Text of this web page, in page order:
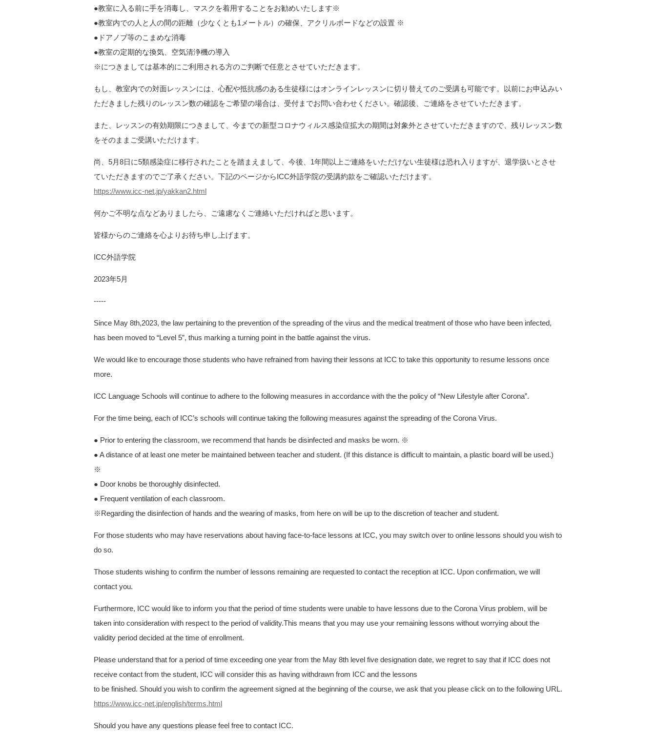
●教室に入る前に手を消毒し、マスクを着用することをお勧めいたします※
●教室内での人と人の間の距離（少なくとも1メートル）の確保、アクリルボードなどの設置 ※
●ドアノブ等のこまめな消毒
●教室の定期的な換気、空気清浄機の導入
※につきましては基本的にご利用される方のご判断で任意とさせていただきます。
もし、教室内での対面レッスンには、心配や抵抗感のある生徒様にはオンラインレッスンに切り替えてのご受講も可能です。以前にお申込みい
ただきました残りのレッスン数の確認をご希望の場合は、受付までお問い合わせください。確認後、ご連絡をさせていただきます。
また、レッスンの有効期限につきまして、今までの新型コロナウィルス感染症拡大の期間は対象外とさせていただきますので、残りレッスン数
をそのままご受講いただけます。
尚、5月8日に5類感染症に移行されたことを踏まえまして、今後、1年間以上ご連絡をいただけない生徒様は恐れ入りますが、退学扱いとさせ
ていただきますのでご了承ください。下記のページからICC外語学院の受講約款をご確認いただけます。
https://www.icc-net.jp/yakkan2.html
何かご不明な点などありましたら、ご遠慮なくご連絡いただければと思います。
皆様からのご連絡を心よりお待ち申し上げます。
ICC外語学院
2023年5月
-----
Since May 8th,2023, the law pertaining to the prevention of the spreading of the virus and the medical treatment of those who have been infected,
has been moved to “Level 5”, thus marking a turning point in the battle against the virus.
We would like to encourage those students who have refrained from having their lessons at ICC to take this opportunity to resume lessons once
more.
ICC Language Schools will continue to adhere to the following measures in accordance with the the policy of “New Lifestyle after Corona”.
For the time being, each of ICC’s schools will continue taking the following measures against the spreading of the Corona Virus.
● Prior to entering the classroom, we recommend that hands be disinfected and masks be worn. ※
● A distance of at least one meter be maintained between teacher and student. (If this distance is difficult to maintain, a plastic board will be used.)
※
● Door knobs be thoroughly disinfected.
● Frequent ventilation of each classroom.
※Regarding the disinfection of hands and the wearing of masks, from here on will be up to the discretion of teacher and student.
For those students who may have reservations about having face-to-face lessons at ICC, you may switch over to online lessons should you wish to
do so.
Those students wishing to confirm the number of lessons remaining are requested to contact the reception at ICC. Upon confirmation, we will
contact you.
Furthermore, ICC would like to inform you that the period of time students were unable to have lessons due to the Corona Virus problem, will be
taken into consideration with respect to the period of validity.This means that you may use your remaining lessons without worrying about the
validity period decided at the time of enrollment.
Please understand that for a period of time exceeding one year from the May 8th level five designation date, we regret to say that if ICC does not
receive contact from the student, ICC will consider this as having withdrawn from ICC and the lessons
to be finished. Should you wish to confirm the agreement signed at the beginning of the course, we ask that you please click on to the following URL.
https://www.icc-net.jp/english/terms.html
Should you have any questions please feel free to contact ICC.